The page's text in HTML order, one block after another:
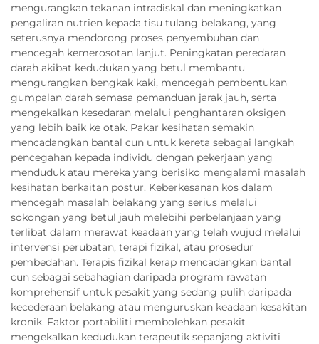
mengurangkan tekanan intradiskal dan meningkatkan
pengaliran nutrien kepada tisu tulang belakang, yang
seterusnya mendorong proses penyembuhan dan
mencegah kemerosotan lanjut. Peningkatan peredaran
darah akibat kedudukan yang betul membantu
mengurangkan bengkak kaki, mencegah pembentukan
gumpalan darah semasa pemanduan jarak jauh, serta
mengekalkan kesedaran melalui penghantaran oksigen
yang lebih baik ke otak. Pakar kesihatan semakin
mencadangkan bantal cun untuk kereta sebagai langkah
pencegahan kepada individu dengan pekerjaan yang
menduduk atau mereka yang berisiko mengalami masalah
kesihatan berkaitan postur. Keberkesanan kos dalam
mencegah masalah belakang yang serius melalui
sokongan yang betul jauh melebihi perbelanjaan yang
terlibat dalam merawat keadaan yang telah wujud melalui
intervensi perubatan, terapi fizikal, atau prosedur
pembedahan. Terapis fizikal kerap mencadangkan bantal
cun sebagai sebahagian daripada program rawatan
komprehensif untuk pesakit yang sedang pulih daripada
kecederaan belakang atau menguruskan keadaan kesakitan
kronik. Faktor portabiliti membolehkan pesakit
mengekalkan kedudukan terapeutik sepanjang aktiviti